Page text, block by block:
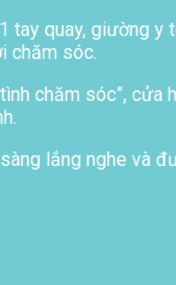
quay, giường
chăm sóc.
chăm sóc”, cửa
lắng nghe và